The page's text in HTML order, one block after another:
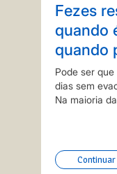
Fezes
quando
quando
doença?
Pode ser
dias sem
Na maioria